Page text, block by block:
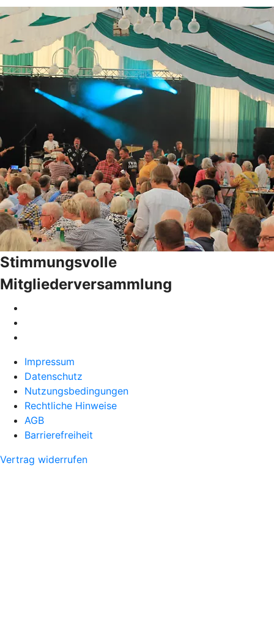
Stimmungsvolle
Mitgliederversammlung
Impressum
Datenschutz
Nutzungsbedingungen
Rechtliche Hinweise
AGB
Barrierefreiheit
Vertrag widerrufen